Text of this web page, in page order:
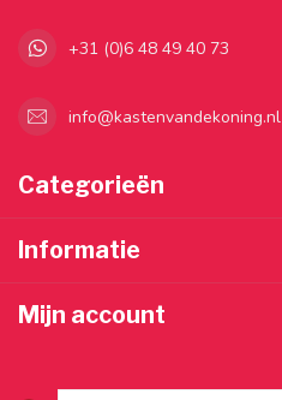
+31 (0)6 48 49 40 73
info@kastenvandekoning.nl
Categorieën
Informatie
Mijn account